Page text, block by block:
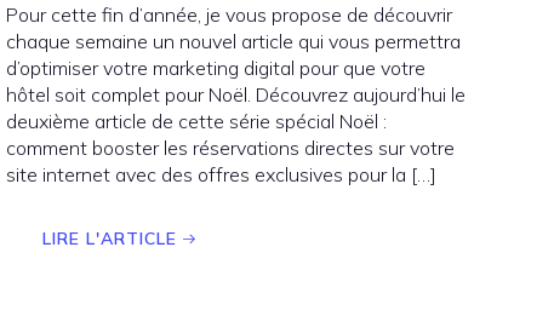
Pour cette fin d’année, je vous propose de découvrir
chaque semaine un nouvel article qui vous permettra
d’optimiser votre marketing digital pour que votre
hôtel soit complet pour Noël. Découvrez aujourd’hui le
deuxième article de cette série spécial Noël :
comment booster les réservations directes sur votre
site internet avec des offres exclusives pour la […]
LIRE L'ARTICLE